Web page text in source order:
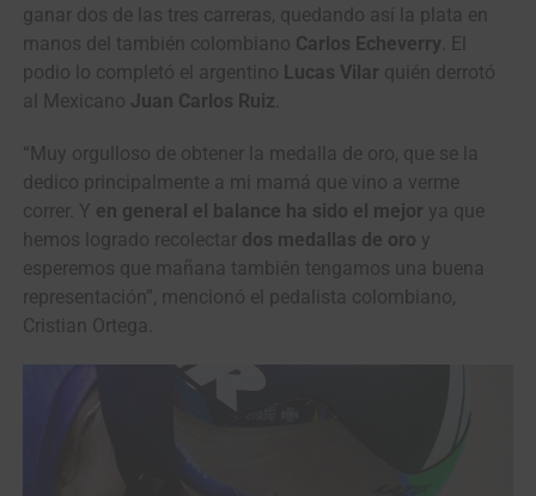
ganar dos de las tres carreras, quedando así la plata en
manos del también colombiano Carlos Echeverry . El
podio lo completó el argentino Lucas Vilar quién derrotó
al Mexicano Juan Carlos Ruiz
“Muy orgulloso de obtener la medalla de oro, que se la
dedico principalmente a mi mamá que vino a verme
correr. Y en general el balance ha sido el mejor ya que
hemos logrado recolectar dos medallas de oro y
esperemos que mañana también tengamos una buena
representación”, mencionó el pedalista colombiano,
Cristian Ortega.